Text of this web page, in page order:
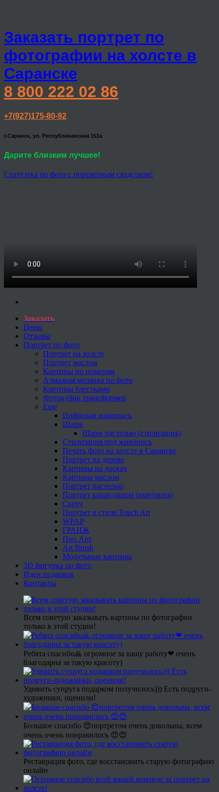
Заказать портрет по
фотографии на холсте в
Саранске
8 800 222 02 86
+7(927)175-80-92
г.Саранск, ул. Республиканская 151а
Дарите близким лучшее!
Статуэтка по фото с портретным сходством!
Заказать
Цены
Отзывы
Портрет по фото
Портрет на холсте
Портрет маслом
Картины по номерам
Алмазная мозаика по фото
Картины блестками
Фотокубик трансформер
Еще
Цифровая живопись
Шарж
Шарж пастелью (стилизация)
Стилизация под живопись
Печать фото на холсте в Саранске
Портрет на дереве
Картины на досках
Картины маслом
Портрет пастелью
Портрет карандашом (имитация)
Скетч
Портрет в стиле Touch Art
WPAP
ГРАНЖ
Поп Арт
Art Brush
Модульные картины
3D фигурка по фото
Идеи подарков
Контакты
Всем советую заказывать картины по фотографии
только в этой студии!
Ребята спасибо🙏 огромное за вашу работу❤ очень
благодарна за такую красоту)
Удивить супруга подарком получилось))) Есть подруги-
художники, оценили!
Большое спасибо 😍портретом очень довольны, всем
очень очень понравилось 😍😍
Реставрация фото, где восстановить старую фотографию
онлайн